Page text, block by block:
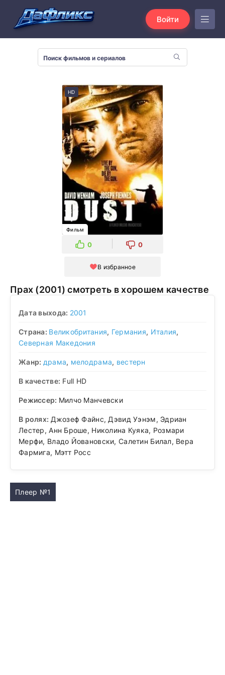
Войти
HD
Фильм
0 0
В избранное
Прах (2001) смотреть в хорошем качестве
Дата выхода: 2001
Страна: Великобритания, Германия, Италия,
Северная Македония
Жанр: драма, мелодрама, вестерн
В качестве: Full HD
Режиссер: Милчо Манчевски
В ролях: Джозеф Файнс, Дэвид Уэнэм, Эдриан
Лестер, Анн Броше, Николина Куяка, Розмари
Мерфи, Владо Йовановски, Салетин Билал, Вера
Фармига, Мэтт Росс
Плеер №1